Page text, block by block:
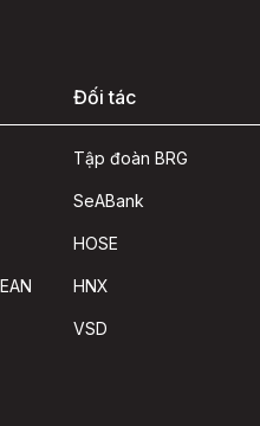
Đối tác
Tập đoàn BRG
SeABank
HOSE
HNX
VSD